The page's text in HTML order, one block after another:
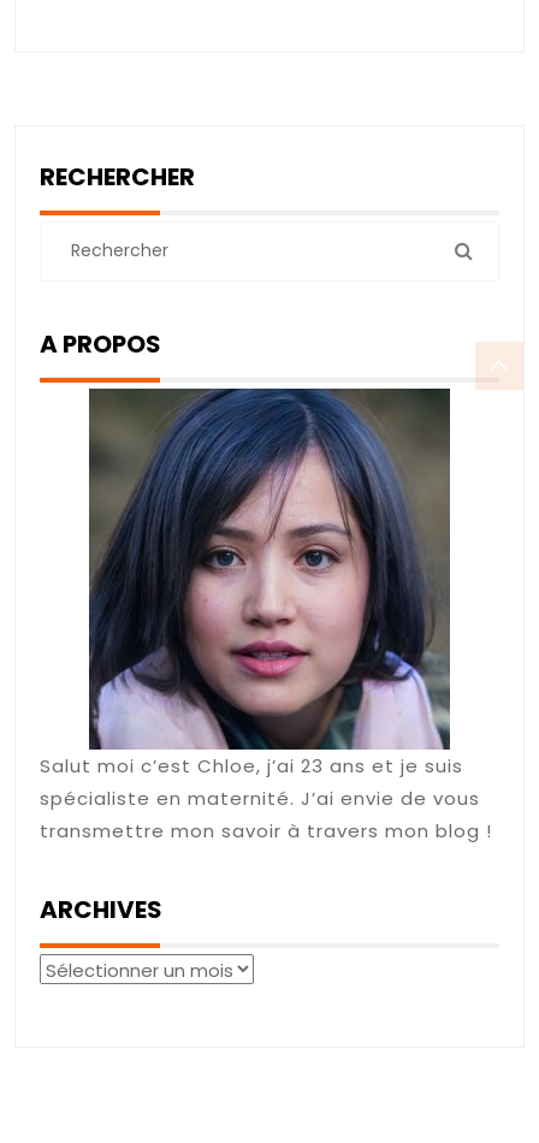
RECHERCHER
A PROPOS
Salut moi c’est Chloe, j’ai 23 ans et je suis
spécialiste en maternité. J’ai envie de vous
transmettre mon savoir à travers mon blog !
ARCHIVES
Archives